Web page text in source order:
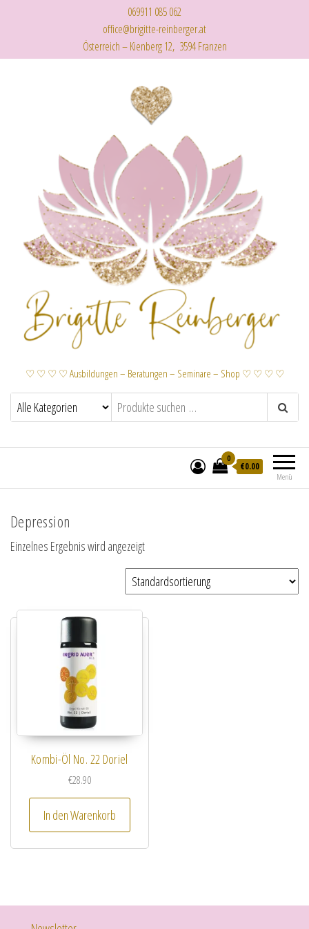
069911 085 062
office@brigitte-reinberger.at
Österreich – Kienberg 12, 3594 Franzen
♡ ♡ ♡ ♡ Ausbildungen – Beratungen – Seminare – Shop ♡ ♡ ♡ ♡
Menü
0
€0.00
Depression
Einzelnes Ergebnis wird angezeigt
Kombi-Öl No. 22 Doriel
€28.90
In den Warenkorb